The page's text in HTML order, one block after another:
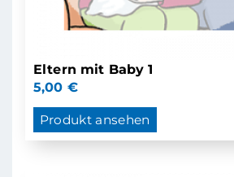
Eltern mit Baby 1
5,00 €
Produkt ansehen